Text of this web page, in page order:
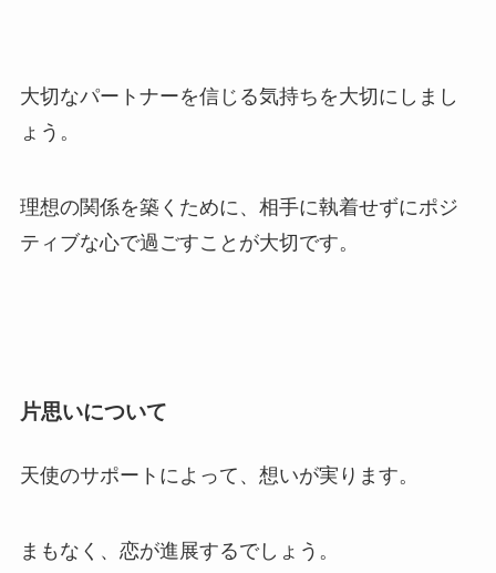
大切なパートナーを信じる気持ちを大切にしまし
ょう。
理想の関係を築くために、相手に執着せずにポジ
ティブな心で過ごすことが大切です。
片思いについて
天使のサポートによって、想いが実ります。
まもなく、恋が進展するでしょう。